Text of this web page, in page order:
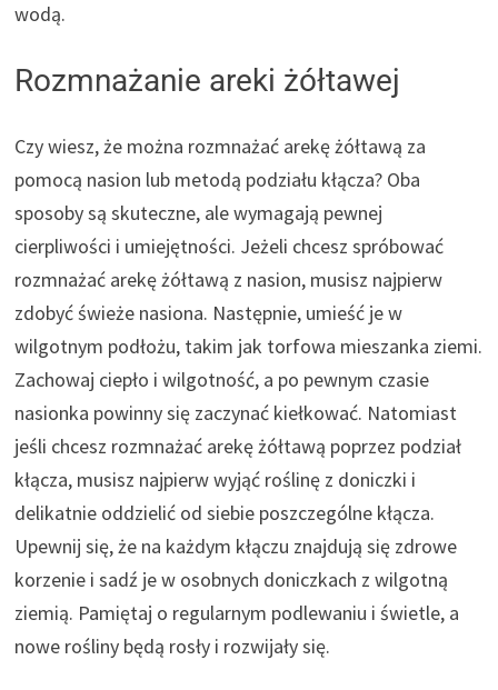
wodą.
Rozmnażanie areki żółtawej
Czy wiesz, że można rozmnażać arekę żółtawą za
pomocą nasion lub metodą podziału kłącza? Oba
sposoby są skuteczne, ale wymagają pewnej
cierpliwości i umiejętności. Jeżeli chcesz spróbować
rozmnażać arekę żółtawą z nasion, musisz najpierw
zdobyć świeże nasiona. Następnie, umieść je w
wilgotnym podłożu, takim jak torfowa mieszanka ziemi.
Zachowaj ciepło i wilgotność, a po pewnym czasie
nasionka powinny się zaczynać kiełkować. Natomiast
jeśli chcesz rozmnażać arekę żółtawą poprzez podział
kłącza, musisz najpierw wyjąć roślinę z doniczki i
delikatnie oddzielić od siebie poszczególne kłącza.
Upewnij się, że na każdym kłączu znajdują się zdrowe
korzenie i sadź je w osobnych doniczkach z wilgotną
ziemią. Pamiętaj o regularnym podlewaniu i świetle, a
nowe rośliny będą rosły i rozwijały się.